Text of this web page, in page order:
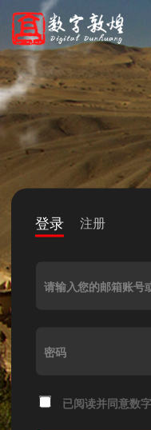
登录 注册
请输入您的邮箱账号
密码
已阅读并同意数